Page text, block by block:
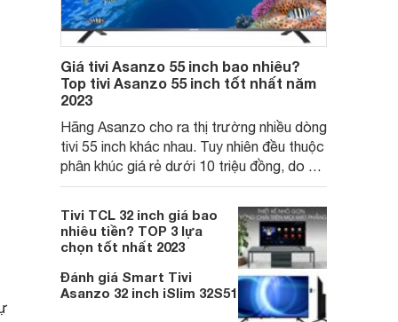
Giá tivi Asanzo 55 inch bao nhiêu?
Top tivi Asanzo 55 inch tốt nhất năm
2023
Hãng Asanzo cho ra thị trường nhiều dòng
tivi 55 inch khác nhau. Tuy nhiên đều thuộc
phân khúc giá rẻ dưới 10 triệu đồng, do đó
phù hợp với túi tiền của nhiều người sử
Tivi TCL 32 inch giá bao
nhiêu tiền? TOP 3 lựa
chọn tốt nhất 2023
Đánh giá Smart Tivi
Asanzo 32 inch iSlim 32S51